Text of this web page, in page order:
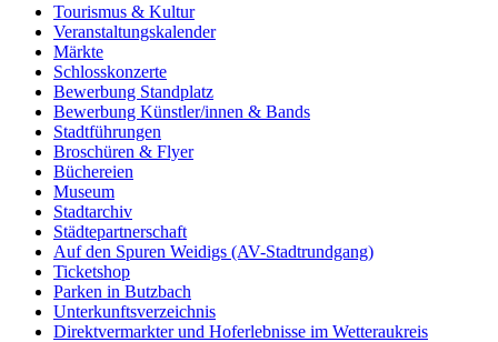
Tourismus & Kultur
Veranstaltungskalender
Märkte
Schlosskonzerte
Bewerbung Standplatz
Bewerbung Künstler/innen & Bands
Stadtführungen
Broschüren & Flyer
Büchereien
Museum
Stadtarchiv
Städtepartnerschaft
Auf den Spuren Weidigs (AV-Stadtrundgang)
Ticketshop
Parken in Butzbach
Unterkunftsverzeichnis
Direktvermarkter und Hoferlebnisse im Wetteraukreis